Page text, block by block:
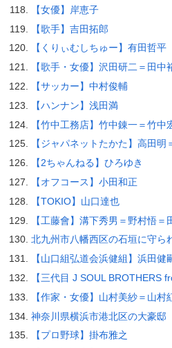
【女優】岸恵子
【歌手】吉田拓郎
【くりぃむしちゅー】有田哲平
【歌手・女優】沢田研二＝田中
【サッカー】中村俊輔
【ハンナン】浅田満
【竹中工務店】竹中錬一＝竹中
【ジャパネットたかた】高田明
【2ちゃんねる】ひろゆき
【オフコース】小田和正
【TOKIO】山口達也
【工藤會】溝下秀男＝野村悟＝
北九州市八幡西区の石垣に守ら
【山口組弘道会浜健組】浜田健
【三代目 J SOUL BROTHERS
【作家・女優】山村美紗＝山村
神奈川県横浜市港北区の大豪邸
【プロ野球】掛布雅之